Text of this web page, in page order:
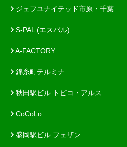
ジェフユナイテッド市原・千葉
S-PAL (エスパル)
A-FACTORY
錦糸町テルミナ
秋田駅ビル トピコ・アルス
CoCoLo
盛岡駅ビル フェザン